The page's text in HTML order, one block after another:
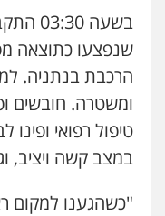
עו"ד
פלילי
אסירים
עו"ד
פלילי
בשעה
שנפצעו כתוצאה
הרכבת בנתניה.
ומשטרה. חובשים
טיפול רפואי ופינו
במצב קשה ויציב,
"כשהגענו למקום